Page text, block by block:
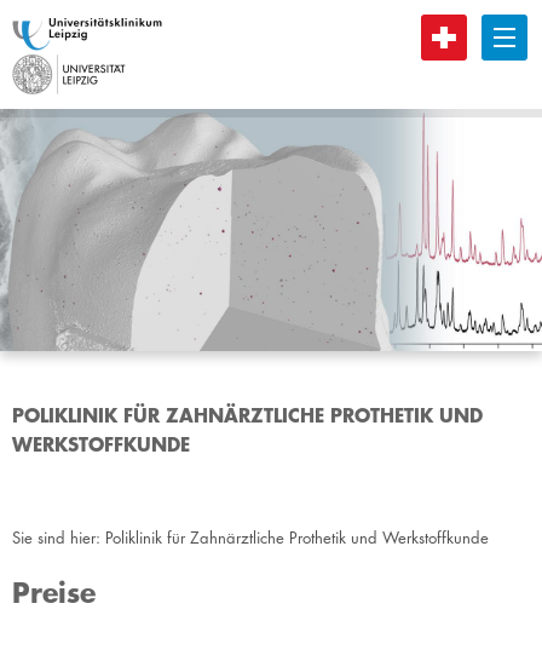
B
POLIKLINIK FÜR ZAHNÄRZTLICHE PROTHETIK UND
WERKSTOFFKUNDE
Sie sind hier: Poliklinik für Zahnärztliche Prothetik und Werkstoffkunde
Preise